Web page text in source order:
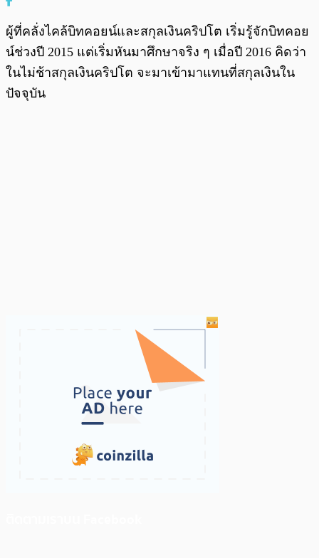
ผู้ที่คลั่งไคล้บิทคอยน์และสกุลเงินคริปโต เริ่มรู้จักบิทคอย
น์ช่วงปี 2015 แต่เริ่มหันมาศึกษาจริง ๆ เมื่อปี 2016 คิดว่า
ในไม่ช้าสกุลเงินคริปโต จะมาเข้ามาแทนที่สกุลเงินใน
ปัจจุบัน